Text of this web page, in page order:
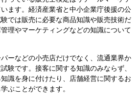
ます。経済産業省と中小企業庁後援の公
では販売に必要な商品知識や販売技術だ
理やマーケティングなどの知識について
ーなどの小売店だけでなく、流通業界か
験です。接客に関する知識のみならず、
識を身に付けたり、店舗経営に関するお
ぶことができます。